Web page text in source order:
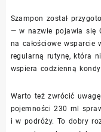
Szampon został
— w nazwie pojawia się
na całościowe wsparcie
regularną rutynę, która
wspiera codzienną
Warto też zwrócić
pojemności 230 ml
i w podróży. To dobry